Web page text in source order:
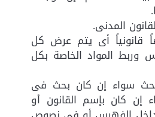
المدنى.
قانونياً أى يتم عرض كل
وربط المواد الخاصة بكل
سواء إن كان بحث فى
إن كان بإسم القانون أو